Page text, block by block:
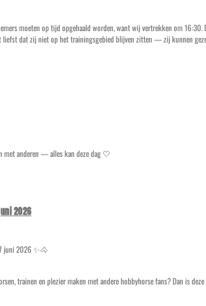
moeten op tijd opgehaald worden, want wij vertrekken om
liefst dat zij niet op het trainingsgebied blijven zitten — zij kunnen
met anderen — alles kan deze dag 🤍
2026
juni 2026 ✨🐴
trainen en plezier maken met andere hobbyhorse fans? Dan is